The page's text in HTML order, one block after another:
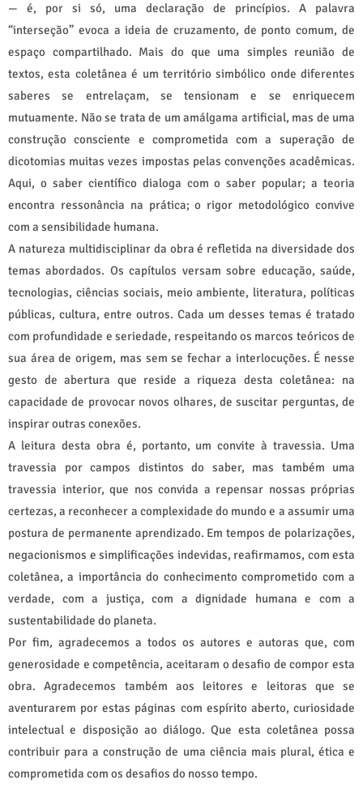
— é, por si só, uma declaração de princípios. A palavra
“interseção” evoca a ideia de cruzamento, de ponto comum, de
espaço compartilhado. Mais do que uma simples reunião de
textos, esta coletânea é um território simbólico onde diferentes
saberes se entrelaçam, se tensionam e se enriquecem
mutuamente. Não se trata de um amálgama artificial, mas de uma
construção consciente e comprometida com a superação de
dicotomias muitas vezes impostas pelas convenções acadêmicas.
Aqui, o saber científico dialoga com o saber popular; a teoria
encontra ressonância na prática; o rigor metodológico convive
com a sensibilidade humana.
A natureza multidisciplinar da obra é refletida na diversidade dos
temas abordados. Os capítulos versam sobre educação, saúde,
tecnologias, ciências sociais, meio ambiente, literatura, políticas
públicas, cultura, entre outros. Cada um desses temas é tratado
com profundidade e seriedade, respeitando os marcos teóricos de
sua área de origem, mas sem se fechar a interlocuções. É nesse
gesto de abertura que reside a riqueza desta coletânea: na
capacidade de provocar novos olhares, de suscitar perguntas, de
inspirar outras conexões.
A leitura desta obra é, portanto, um convite à travessia. Uma
travessia por campos distintos do saber, mas também uma
travessia interior, que nos convida a repensar nossas próprias
certezas, a reconhecer a complexidade do mundo e a assumir uma
postura de permanente aprendizado. Em tempos de polarizações,
negacionismos e simplificações indevidas, reafirmamos, com esta
coletânea, a importância do conhecimento comprometido com a
verdade, com a justiça, com a dignidade humana e com a
sustentabilidade do planeta.
Por fim, agradecemos a todos os autores e autoras que, com
generosidade e competência, aceitaram o desafio de compor esta
obra. Agradecemos também aos leitores e leitoras que se
aventurarem por estas páginas com espírito aberto, curiosidade
intelectual e disposição ao diálogo. Que esta coletânea possa
contribuir para a construção de uma ciência mais plural, ética e
comprometida com os desafios do nosso tempo.